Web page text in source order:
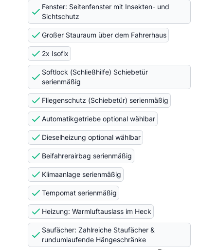
Fenster: Seitenfenster mit Insekten- und
Sichtschutz
Großer Stauraum über dem Fahrerhaus
2x Isofix
Softlock (Schließhilfe) Schiebetür
serienmäßig
Fliegenschutz (Schiebetür) serienmäßig
Automatikgetriebe optional wählbar
Dieselheizung optional wählbar
Beifahrerairbag serienmäßig
Klimaanlage serienmäßig
Tempomat serienmäßig
Heizung: Warmluftauslass im Heck
Saufächer: Zahlreiche Staufächer &
rundumlaufende Hängeschränke